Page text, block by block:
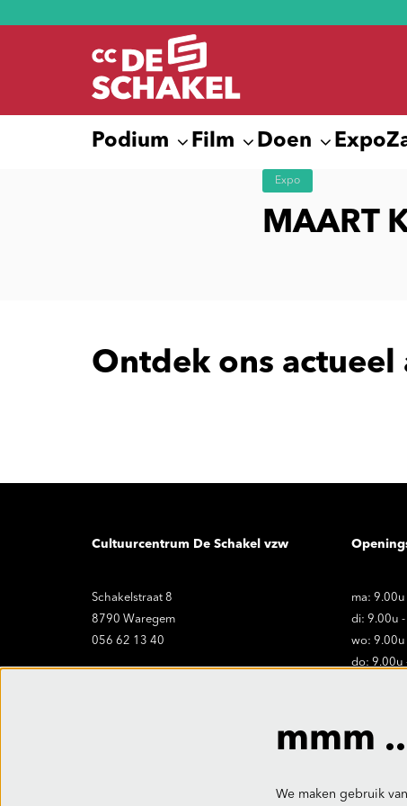
Podium Film Doen Expo
Expo
MAART
Ontdek ons actueel
Cultuurcentrum De Schakel vzw
Schakelstraat 8
8790 Waregem
056 62 13 40
ma:
di: 9.00u
wo: 9.00u
do: 9.00u
vr. 19.06
mmm
We maken gebruik